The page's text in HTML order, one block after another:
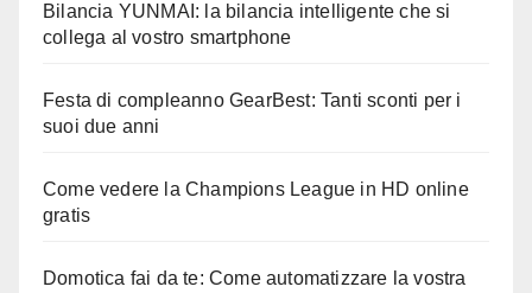
Bilancia YUNMAI: la bilancia intelligente che si
collega al vostro smartphone
Festa di compleanno GearBest: Tanti sconti per i
suoi due anni
Come vedere la Champions League in HD online
gratis
Domotica fai da te: Come automatizzare la vostra